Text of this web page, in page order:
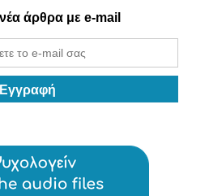
άρθρα με e-mail